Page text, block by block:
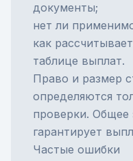
документы;
нет ли
как
таблице выплат.
Право и размер
определяются
проверки. Общее
гарантирует
Частые ошибки